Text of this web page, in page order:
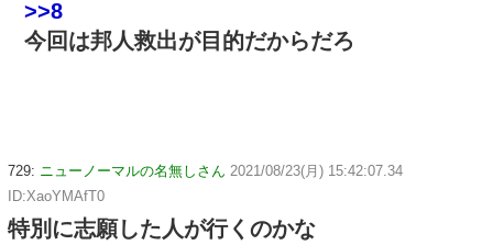
>>8
今回は邦人救出が目的だからだろ
729: ニューノーマルの名無しさん 2021/08/23(月) 15:42:07.34
ID:XaoYMAfT0
特別に志願した人が行くのかな